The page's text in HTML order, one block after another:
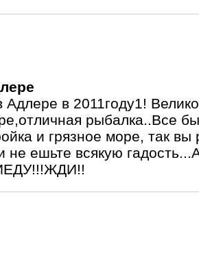
Адлере в 2011году1!
рыбалка..Все
и грязное море, так
не ешьте всякую